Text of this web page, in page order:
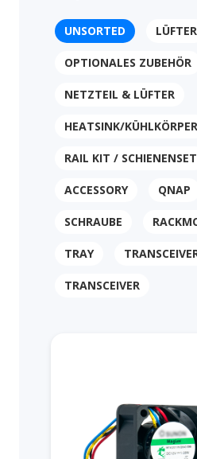
UNSORTED LÜFTER
OPTIONALES ZUBEHÖR
NETZTEIL & LÜFTER
HEATSINK/KÜHLKÖRPER
RAIL KIT / SCHIENENSET
ACCESSORY QNAP
SCHRAUBE
TRAY
TRANSCEIVER